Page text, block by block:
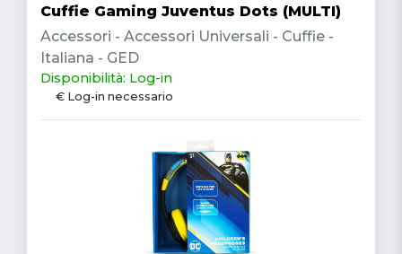
Cuffie Gaming Juventus Dots (MULTI)
Accessori - Accessori Universali - Cuffie -
Italiana - GED
Disponibilità: Log-in
€ Log-in necessario